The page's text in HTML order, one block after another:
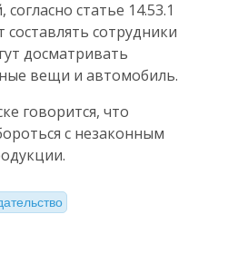
статье 14.53.1
сотрудники
досматривать
вещи и автомобиль.
говорится, что
с незаконным